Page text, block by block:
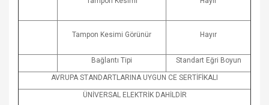
Tampon Kesimi Görünür Hayır
Bağlantı Tipi Standart Eğri Boyun
AVRUPA STANDARTLARINA UYGUN CE SERTİFİKALI
ÜNİVERSAL ELEKTRİK DAHİLDİR